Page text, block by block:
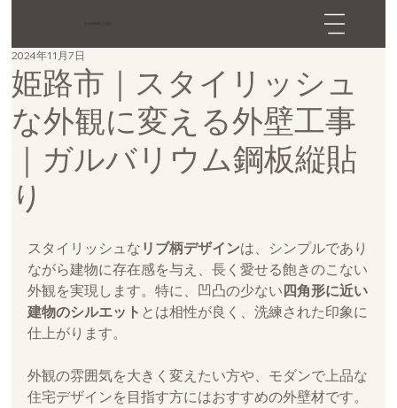
姫路市｜スタイリッシュ
な外観に変える外壁工事
｜ガルバリウム鋼板縦貼
り
2024年11月7日
スタイリッシュな リブ柄デザインは、シンプルであり
ながら建物に存在感を与え、長く愛せる飽きのこない
外観を実現します。特に、凹凸の少ない四角形に近い
建物のシルエット とは相性が良く、洗練された印象に
仕上がります。
外観の雰囲気を大きく変えたい方や、モダンで上品な
住宅デザインを目指す方にはおすすめの外壁材です。